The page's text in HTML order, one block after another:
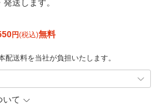
送します。
円(税込)無料
送料を当社が負担いたします。
いて